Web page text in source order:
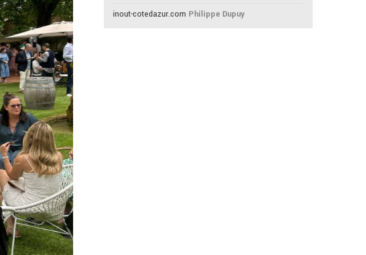
inout-cotedazur.com Philippe Dupuy